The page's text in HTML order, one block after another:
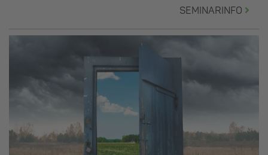
SEMINARINFO